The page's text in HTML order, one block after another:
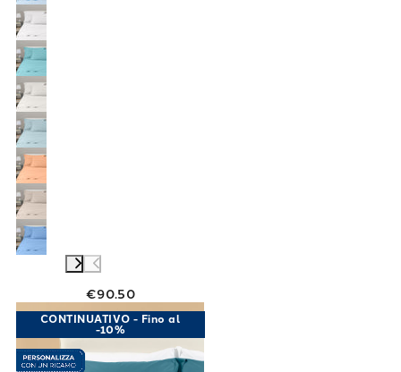
€90.50
Link to "Completo Lenzuola Matrimoniale
CONTINUATIVO - Fino al
-10%